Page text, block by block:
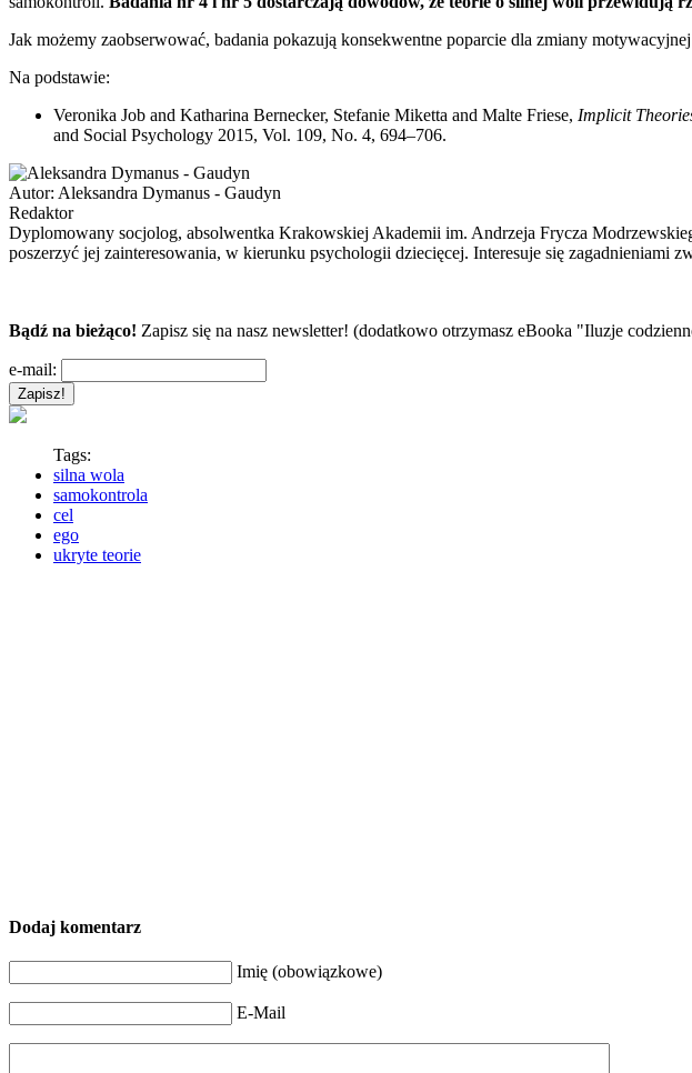
Jak możemy zaobserwować, badania pokazują konsekwentne poparcie dla zmiany
Na podstawie:
Veronika Job and Katharina Bernecker, Stefanie Miketta and Malte Friese, Implicit
and Social Psychology 2015, Vol. 109, No. 4, 694–706.
Autor: Aleksandra Dymanus - Gaudyn
Redaktor
Dyplomowany socjolog, absolwentka Krakowskiej Akademii im. Andrzeja Frycza
poszerzyć jej zainteresowania, w kierunku psychologii dziecięcej. Interesuje się zagadnieniami
Bądź na bieżąco! Zapisz się na nasz newsletter! (dodatkowo otrzymasz eBooka "Iluzje
e-mail:
Tags:
silna wola
samokontrola
cel
ego
ukryte teorie
Dodaj komentarz
Imię (obowiązkowe)
E-Mail